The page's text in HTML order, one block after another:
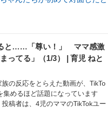
ると……「尊い！」 ママ感激
ってる」（1/3） | 育児 ねと
の反応をとらえた動画が、TikTo
集めるほど話題になっています
稿者は、4児のママのTikTokユー